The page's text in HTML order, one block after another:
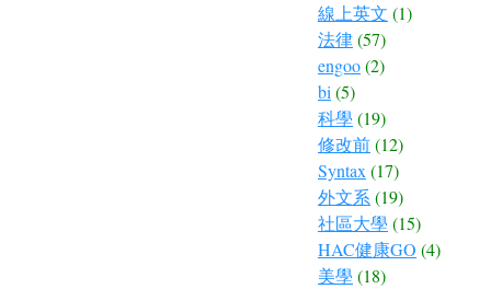
線上英文 (1)
法律(57)
engoo(2)
bi(5)
科學(19)
修改前(12)
Syntax(17)
外文系(19)
社區大學(15)
HAC健康GO (4)
美學(18)